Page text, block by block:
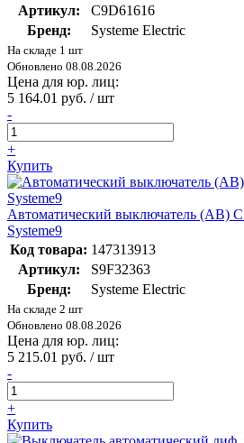
Артикул:
C9D61616
Бренд:
Systeme Electric
На складе 1 шт
Обновлено 08.08.2026
Цена для юр. лиц:
5 164.01 руб. / шт
-
+
Купить
Автоматический выключатель (АВ)
Systeme9
Код товара: 147313913
Артикул:
S9F32363
Бренд:
Systeme Electric
На складе 2 шт
Обновлено 08.08.2026
Цена для юр. лиц:
5 215.01 руб. / шт
-
+
Купить